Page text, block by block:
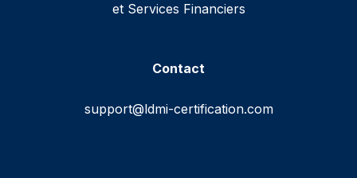
et Services Financiers
Contact
support@ldmi-certification.com